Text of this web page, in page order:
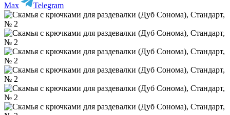
Max Telegram